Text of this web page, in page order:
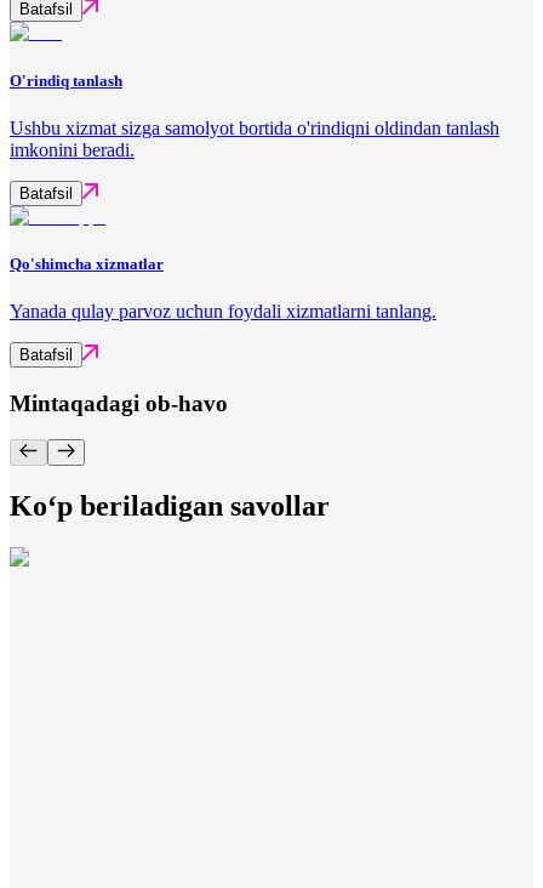
Batafsil
O'rindiq tanlash
Ushbu xizmat sizga samolyot bortida o'rindiqni oldindan tanlash
imkonini beradi.
Batafsil
Qo'shimcha xizmatlar
Yanada qulay parvoz uchun foydali xizmatlarni tanlang.
Batafsil
Mintaqadagi ob-havo
Ko‘p beriladigan savollar